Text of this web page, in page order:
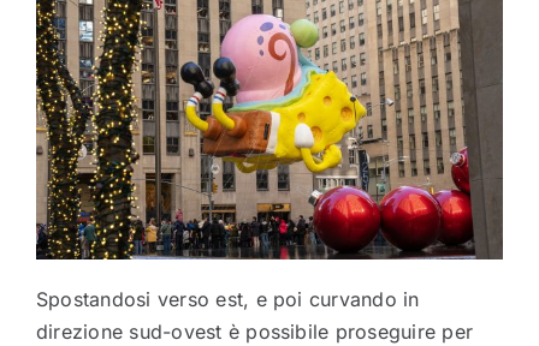
Spostandosi verso est, e poi curvando in
direzione sud-ovest è possibile proseguire per